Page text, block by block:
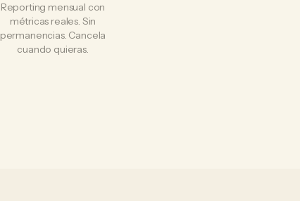
Reporting mensual con
métricas reales. Sin
permanencias. Cancela
cuando quieras.